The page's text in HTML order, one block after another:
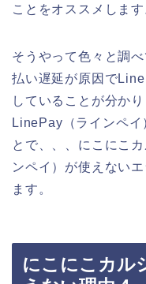
ことをオススメします
そうやって色々と調
払い遅延が原因で
していることが分か
LinePay（ラインペイ
とで、、、にこにこ
ンペイ）が使えない
ます。
にこにこカル